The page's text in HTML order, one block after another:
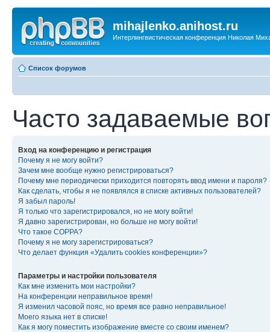
mihajlenko.anihost.ru
Интерлингвистическая конференция Николая
Список форумов
Часто задаваемые
Вход на конференцию и регистрация
Почему я не могу войти?
Зачем мне вообще нужно регистрироваться?
Почему мне периодически приходится повторять ввод имени и пароля?
Как сделать, чтобы я не появлялся в списке активных пользователей?
Я забыл пароль!
Я только что зарегистрировался, но не могу войти!
Я давно зарегистрирован, но больше не могу войти!
Что такое COPPA?
Почему я не могу зарегистрироваться?
Что делает функция «Удалить cookies конференции»?
Параметры и настройки пользователя
Как мне изменить мои настройки?
На конференции неправильное время!
Я изменил часовой пояс, но время все равно неправильное!
Моего языка нет в списке!
Как я могу поместить изображение вместе со своим именем?